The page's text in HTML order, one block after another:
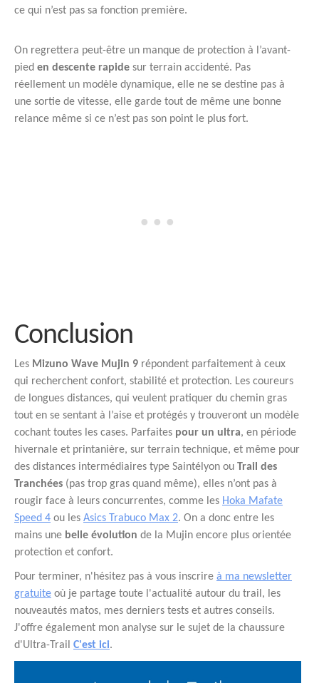
ce qui n’est pas sa fonction première.
On regrettera peut-être un manque de protection à l’avant-
pied en descente rapide sur terrain accidenté. Pas
réellement un modèle dynamique, elle ne se destine pas à
une sortie de vitesse, elle garde tout de même une bonne
relance même si ce n’est pas son point le plus fort.
Conclusion
Les Mizuno Wave Mujin 9 répondent parfaitement à ceux
qui recherchent confort, stabilité et protection. Les coureurs
de longues distances, qui veulent pratiquer du chemin gras
tout en se sentant à l’aise et protégés y trouveront un modèle
cochant toutes les cases. Parfaites pour un ultra, en période
hivernale et printanière, sur terrain technique, et même pour
des distances intermédiaires type Saintélyon ou Trail des
Tranchées (pas trop gras quand même), elles n’ont pas à
rougir face à leurs concurrentes, comme les Hoka Mafate
Speed 4 ou les Asics Trabuco Max 2. On a donc entre les
mains une belle évolution de la Mujin encore plus orientée
protection et confort.
Pour terminer, n'hésitez pas à vous inscrire à ma newsletter
gratuite où je partage toute l'actualité autour du trail, les
nouveautés matos, mes derniers tests et autres conseils.
J'offre également mon analyse sur le sujet de la chaussure
d'Ultra-Trail C'est ici.